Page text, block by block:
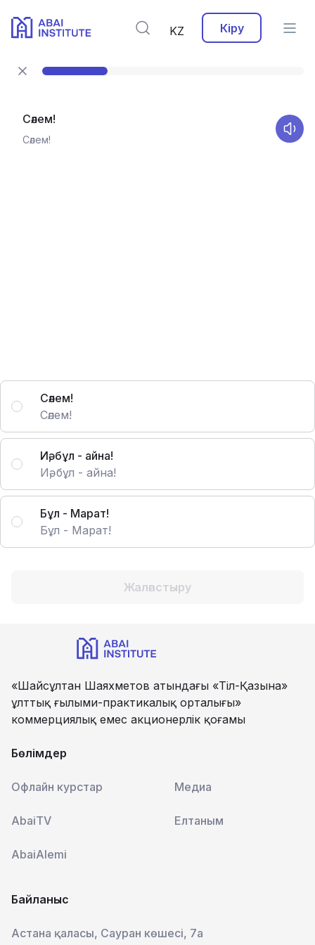
KZ Кіру
Сәлем!
Сәлем!
Сәлем!
Сәлем!
Иә, бұл - айна!
Иә, бұл - айна!
Бұл - Марат!
Бұл - Марат!
Жалғастыру
«Шайсұлтан Шаяхметов атындағы «Тіл-Қазына»
ұлттық ғылыми-практикалық орталығы»
коммерциялық емес акционерлік қоғамы
Бөлімдер
Офлайн курстар Медиа
AbaiTV Елтаным
AbaiAlemi
Байланыс
Астана қаласы, Сауран көшесі, 7а